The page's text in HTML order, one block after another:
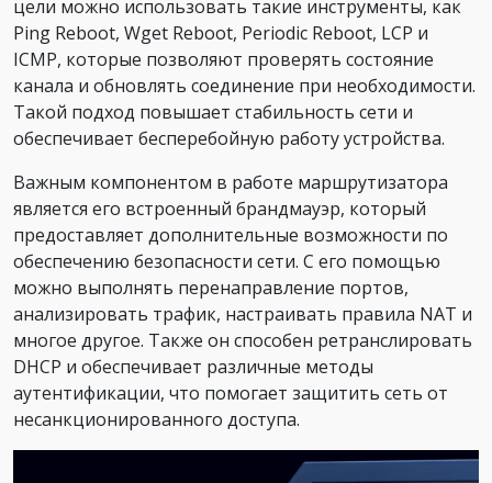
цели можно использовать такие инструменты, как
Ping Reboot, Wget Reboot, Periodic Reboot, LCP и
ICMP, которые позволяют проверять состояние
канала и обновлять соединение при необходимости.
Такой подход повышает стабильность сети и
обеспечивает бесперебойную работу устройства.
Важным компонентом в работе маршрутизатора
является его встроенный брандмауэр, который
предоставляет дополнительные возможности по
обеспечению безопасности сети. С его помощью
можно выполнять перенаправление портов,
анализировать трафик, настраивать правила NAT и
многое другое. Также он способен ретранслировать
DHCP и обеспечивает различные методы
аутентификации, что помогает защитить сеть от
несанкционированного доступа.